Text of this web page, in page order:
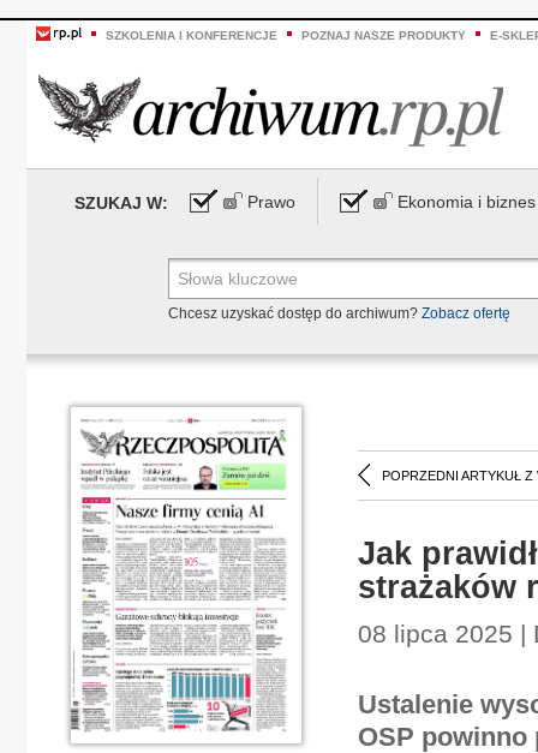
SZKOLENIA I KONFERENCJE POZNAJ NASZE PRODUKTY E-
SZUKAJ W: Prawo Ekonomia i biznes
Chcesz uzyskać dostęp do archiwum? Zobacz ofertę
POPRZEDNI ARTYKUŁ Z
Jak
strażaków
08 lipca 2025 |
Ustalenie
OSP